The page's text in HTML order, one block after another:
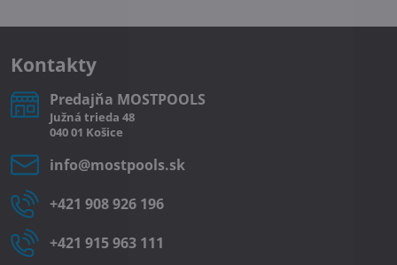
Kontakty
Predajňa MOSTPOOLS
Južná trieda 48
040 01 Košice
info​@mostpools​.sk
+421 908 926 196
+421 915 963 111